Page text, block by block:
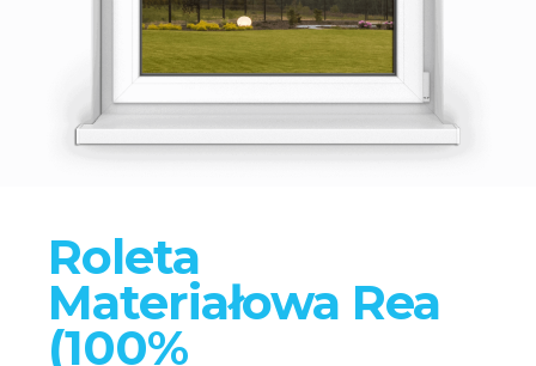
Roleta
Materiałowa Rea
(100%